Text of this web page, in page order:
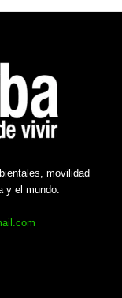
movilidad
y el mundo.